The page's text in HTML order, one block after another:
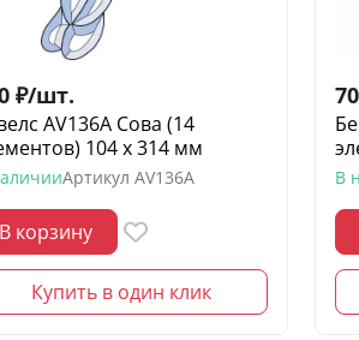
₽/шт.
AV136A Сова (14
104 х 314 мм
Артикул AV136A
В корзину
Купить в один клик
В